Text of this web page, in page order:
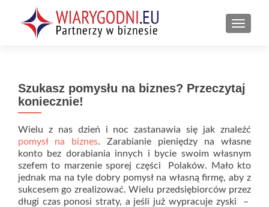
Szukasz pomysłu na biznes? Przeczytaj
koniecznie!
Wielu z nas dzień i noc zastanawia się jak znaleźć
pomysł na biznes. Zarabianie pieniędzy na własne
konto bez dorabiania innych i bycie swoim własnym
szefem to marzenie sporej części Polaków. Mało kto
jednak ma na tyle dobry pomysł na własną firmę, aby z
sukcesem go zrealizować. Wielu przedsiębiorców przez
długi czas ponosi straty, a jeśli już wypracuje zyski –